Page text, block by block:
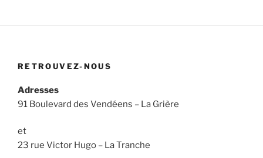
RETROUVEZ-NOUS
Adresses
91 Boulevard des Vendéens – La Grière
et
23 rue Victor Hugo – La Tranche